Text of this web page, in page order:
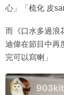
心」「梳化 皮
而《口水多過浪
迪偉在節目中再
完可以寫喇」